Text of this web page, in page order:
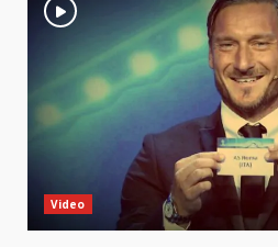
Video